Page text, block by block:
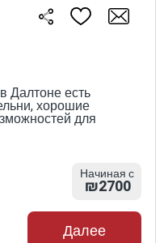
Далтоне есть
хорошие
для
Начиная с
₪2700
Далее